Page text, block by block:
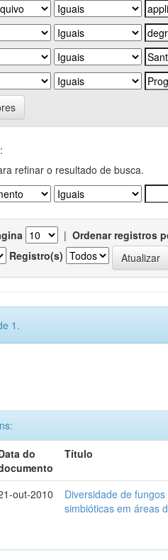
refinar o resultado de busca.
| Ordenar registros
Registro(s)
1.
do
Título
out-2010
Diversidade de
simbióticas em áreas